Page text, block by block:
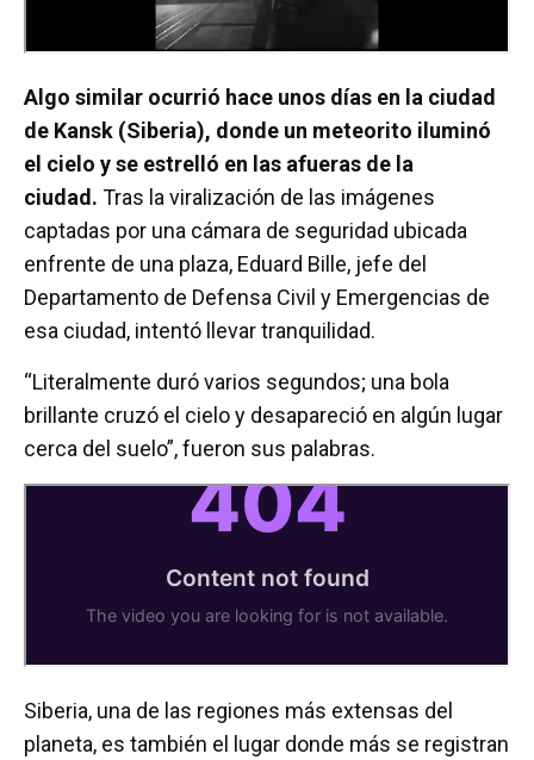
Algo similar ocurrió hace unos días en la ciudad
de Kansk (Siberia), donde un meteorito iluminó
el cielo y se estrelló en las afueras de la
ciudad. Tras la viralización de las imágenes
captadas por una cámara de seguridad ubicada
enfrente de una plaza, Eduard Bille, jefe del
Departamento de Defensa Civil y Emergencias de
esa ciudad, intentó llevar tranquilidad.
“Literalmente duró varios segundos; una bola
brillante cruzó el cielo y desapareció en algún lugar
cerca del suelo”, fueron sus palabras.
Siberia, una de las regiones más extensas del
planeta, es también el lugar donde más se registran